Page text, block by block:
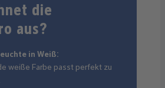
die
aus?
in Weiß:
weiße Farbe passt perfekt zu